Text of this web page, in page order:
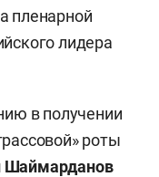
пленарной
лидера
в получении
роты
Шаймарданов